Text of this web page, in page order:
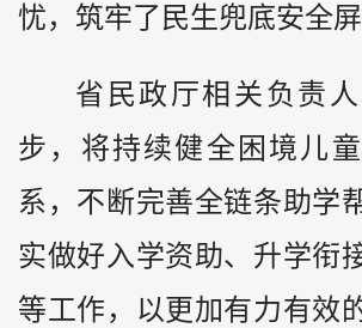
忧，筑牢了民生兜底安全屏
省民政厅相关负责
步，将持续健全困境儿
系，不断完善全链条助学
实做好入学资助、升学衔
等工作，以更加有力有效